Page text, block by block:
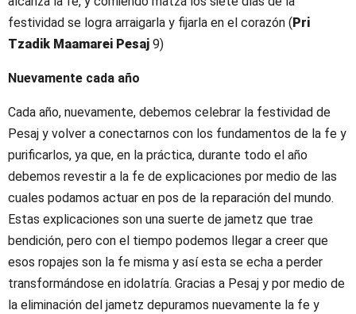
festividad se logra arraigarla y fijarla en el corazón ( Pri
Tzadik Maamarei Pesaj 9)
Nuevamente cada año
Cada año, nuevamente, debemos celebrar la festividad de
Pesaj y volver a conectarnos con los fundamentos de la fe y
purificarlos, ya que, en la práctica, durante todo el año
debemos revestir a la fe de explicaciones por medio de las
cuales podamos actuar en pos de la reparación del mundo.
Estas explicaciones son una suerte de jametz que trae
bendición, pero con el tiempo podemos llegar a creer que
esos ropajes son la fe misma y así esta se echa a perder
transformándose en idolatría. Gracias a Pesaj y por medio de
la eliminación del jametz depuramos nuevamente la fe y